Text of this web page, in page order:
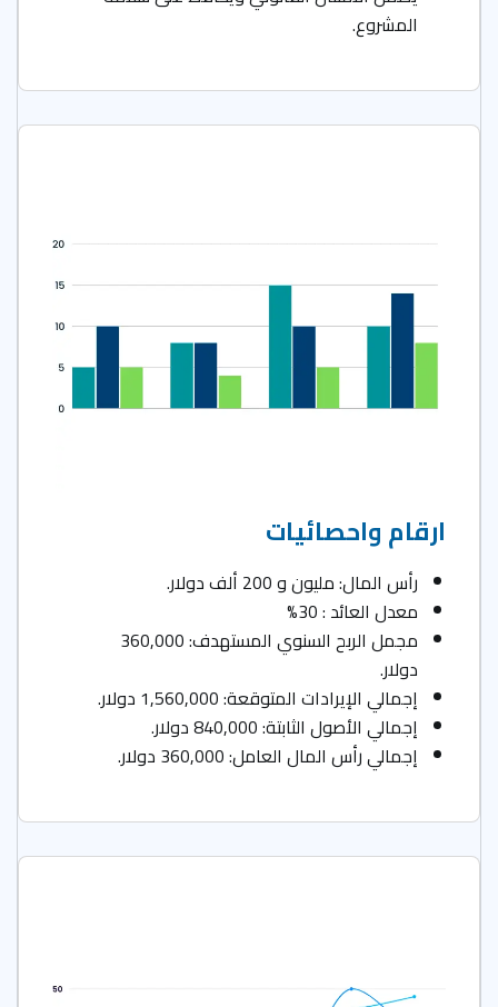
المشروع.
ارقام واحصائيات
رأس المال: مليون و 200 ألف دولار.
معدل العائد : 30%
مجمل الربح السنوي المستهدف: 360,000
دولار.
إجمالي الإيرادات المتوقعة: 1,560,000 دولار.
إجمالي الأصول الثابتة: 840,000 دولار.
إجمالي رأس المال العامل: 360,000 دولار.